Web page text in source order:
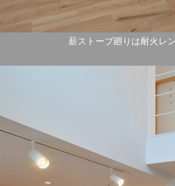
薪ストーブ廻りは耐火レ